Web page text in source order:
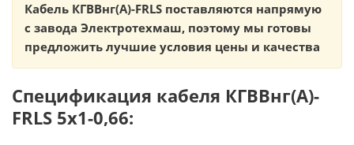
Кабель КГВВнг(А)-FRLS поставляются напрямую
с завода Электротехмаш, поэтому мы готовы
предложить лучшие условия цены и качества
Спецификация кабеля КГВВнг(А)-
FRLS 5х1-0,66: